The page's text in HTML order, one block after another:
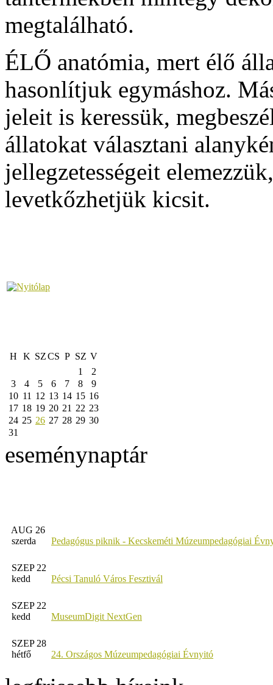
megtalálható.
ÉLŐ anatómia, mert élő
hasonlítjuk egymáshoz.
jeleit is keressük,
állatokat választani
jellegzetességeit
levetkőzhetjük kicsit.
H K SZCS P SZ V
1
2
3
4 5 6 7 8
9
10 11 12 13 14 15 16
17 18 19 20 21 22 23
24 25 26 27 28 29 30
31
eseménynaptár
AUG 26
szerda
Pedagógus piknik - Kecskeméti Múzeumpedagógiai
SZEP 22
kedd
Pécsi Tanuló Város Fesztivál
SZEP 22
kedd
MuseumDigit NextGen
SZEP 28
hétfő
24. Országos Múzeumpedagógiai Évnyitó